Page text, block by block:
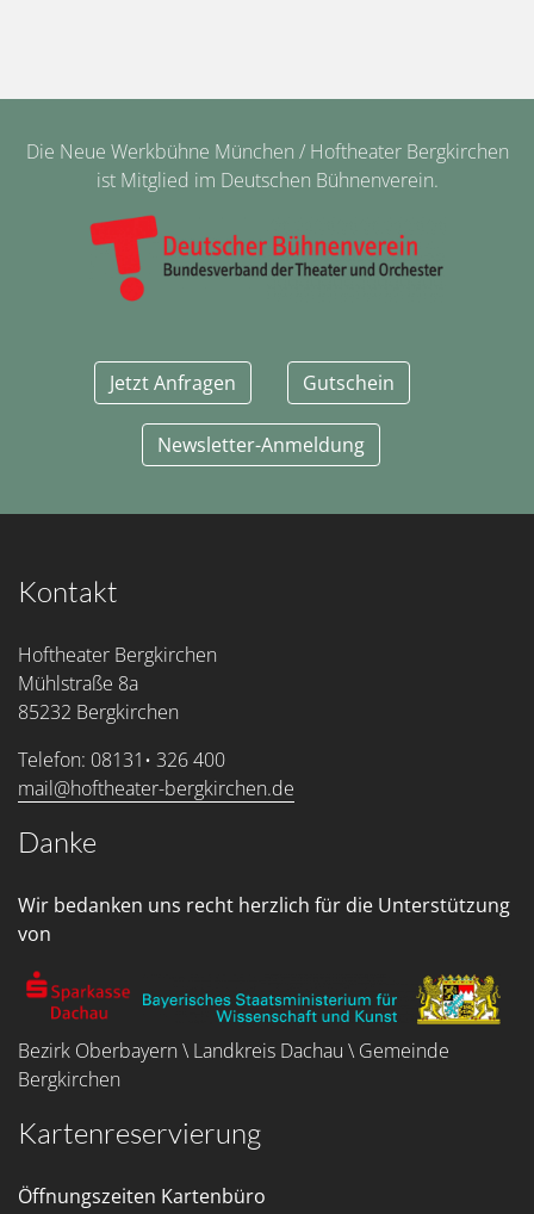
Die Neue Werkbühne München / Hoftheater Bergkirchen
ist Mitglied im Deutschen Bühnenverein.
Jetzt Anfragen Gutschein
Newsletter-Anmeldung
Kontakt
Hoftheater Bergkirchen
Mühlstraße 8a
85232 Bergkirchen
Telefon: 08131• 326 400
mail@hoftheater-bergkirchen.de
Danke
Wir bedanken uns recht herzlich für die Unterstützung
von
Bezirk Oberbayern \ Landkreis Dachau \ Gemeinde
Bergkirchen
Kartenreservierung
Öffnungszeiten Kartenbüro